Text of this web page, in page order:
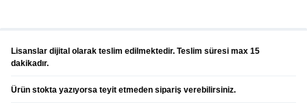
Lisanslar dijital olarak teslim edilmektedir. Teslim süresi max 15
dakikadır.
Ürün stokta yazıyorsa teyit etmeden sipariş verebilirsiniz.